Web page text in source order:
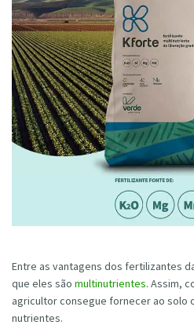
Entre as vantagens dos fertilizantes
que eles são multinutrientes. Assim,
agricultor consegue fornecer ao solo
nutrientes.